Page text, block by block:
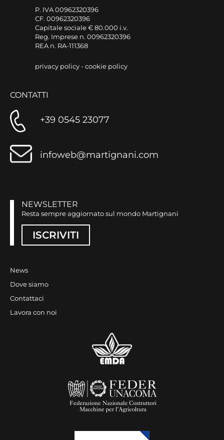
P. IVA 00962320396
CF. 00962320396
Capitale sociale € 80.000 i.v.
Reg. Imprese n. 00962320396
REA n. RA-111368
privacy policy-cookie policy
CONTATTI
+39 0545 23077
infoweb@martignani.com
NEWSLETTER
Resta sempre aggiornato sul mondo Martignani
ISCRIVITI
News
Dove siamo
Contattaci
Lavora con noi